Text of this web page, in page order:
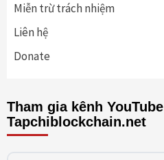
Miễn trừ trách nhiệm
Liên hệ
Donate
Tham gia kênh YouTube
Tapchiblockchain.net